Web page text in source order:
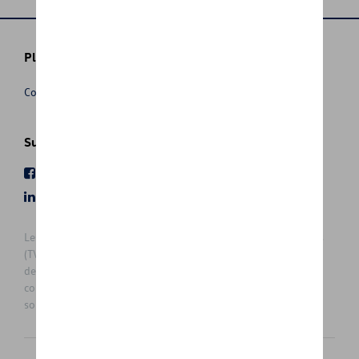
Plus d'informations
Conditions de vente
Suivez nous
Les prix affichés sur le présent site sont des prix recommandés
(TVAc), hors éventuels frais de montage. Pour connaitre le prix
de vente actuel et les éventuels frais de montage, veuillez
contacter votre concessionnaire/agent. Les prix recommandés
sont sujets à des changements sans préavis.